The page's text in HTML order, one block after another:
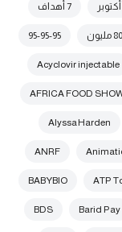
7 أهداف
95-95-95
Acyclovir injectable
AFRICA FOOD
Alyssa Harden
ANRF
ATP
BABYBIO
Barid Pay
BDS